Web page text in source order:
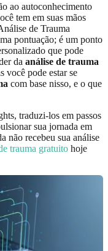
ao autoconhecimento
tem em suas mãos
de Trauma
pontuação; é um ponto
que pode
da análise de trauma
você pode estar se
com base nisso, e o que
traduzi-los em passos
sua jornada em
não recebeu sua análise
trauma gratuito hoje